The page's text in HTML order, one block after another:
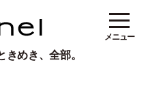
めき、全部。
メニュー